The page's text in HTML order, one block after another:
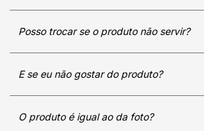
Posso trocar se o produto não servir?
E se eu não gostar do produto?
O produto é igual ao da foto?